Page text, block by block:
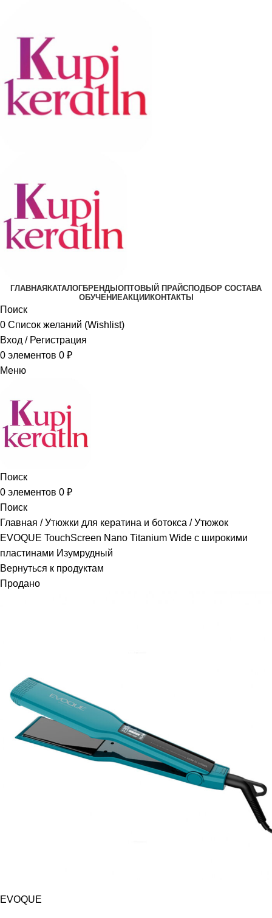
ГЛАВНАЯ КАТАЛОГБРЕНДЫ ОПТОВЫЙ ПРАЙСПОДБОР СОСТАВА
ОБУЧЕНИЕАКЦИИ КОНТАКТЫ
Поиск
0 Список желаний (Wishlist)
Вход / Регистрация
0 элементов 0 ₽
Меню
Поиск
0 элементов 0 ₽
Поиск
Главная
Утюжки для кератина и ботокса
Утюжок
EVOQUE TouchScreen Nano Titanium Wide с широкими
пластинами Изумрудный
Вернуться к продуктам
Продано
EVOQUE